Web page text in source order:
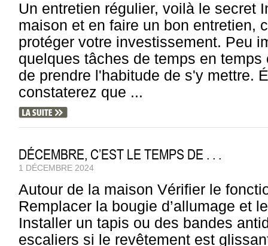
Un entretien régulier, voilà le secret
maison et en faire un bon entretien,
protéger votre investissement. Peu
quelques tâches de temps en
de prendre l'habitude de s'y mettre.
constaterez que ...
DÉCEMBRE, C’EST LE TEMPS DE . . .
1 DÉCEMBRE 2024
Autour de la maison Vérifier le
Remplacer la bougie d’allumage et
Installer un tapis ou des bandes
escaliers si le revêtement est